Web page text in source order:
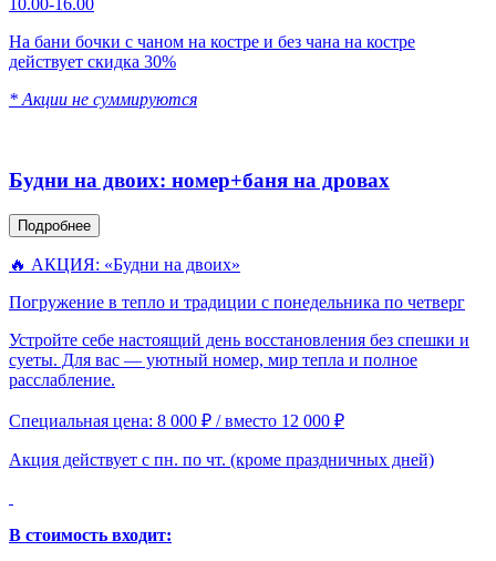
10.00-16.00
На бани бочки с чаном на костре и без чана на костре
действует скидка 30%
* Акции не суммируются
Будни на двоих: номер+баня на дровах
Подробнее
🔥 АКЦИЯ: «Будни на двоих»
Погружение в тепло и традиции с понедельника по четверг
Устройте себе настоящий день восстановления без спешки и
суеты. Для вас — уютный номер, мир тепла и полное
расслабление.
Специальная цена: 8 000 ₽ / вместо 12 000 ₽
Акция действует с пн. по чт. (кроме праздничных дней)
В стоимость входит: